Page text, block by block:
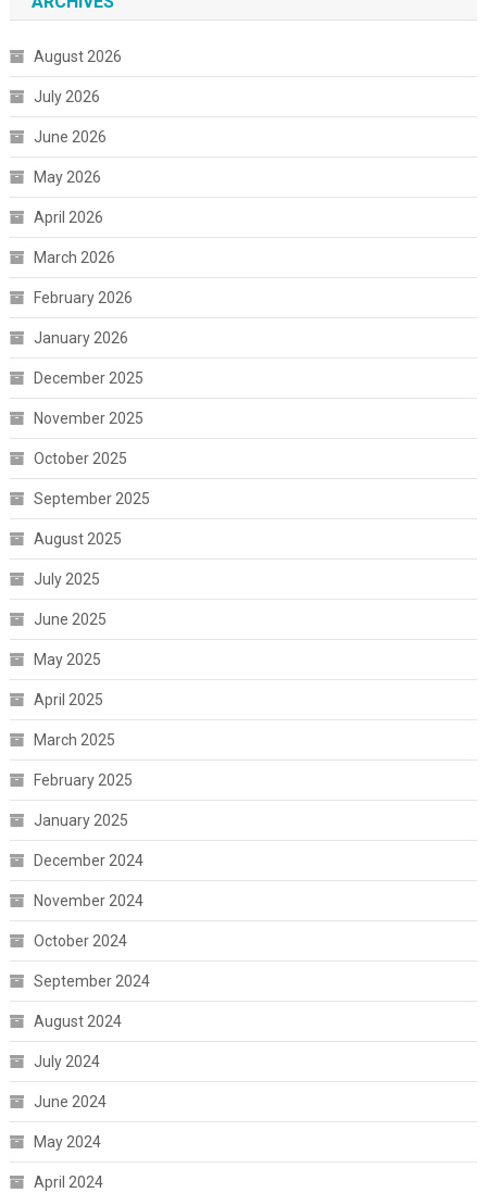
August 2026
July 2026
June 2026
May 2026
April 2026
March 2026
February 2026
January 2026
December 2025
November 2025
October 2025
September 2025
August 2025
July 2025
June 2025
May 2025
April 2025
March 2025
February 2025
January 2025
December 2024
November 2024
October 2024
September 2024
August 2024
July 2024
June 2024
May 2024
April 2024